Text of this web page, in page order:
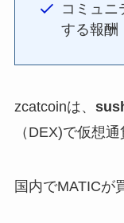
コミュニ
する報酬
zcatcoinは、
（DEX)で仮想
国内でMATICが